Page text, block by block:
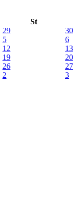
St
29
30
5
6
12
13
19
20
26
27
2 3